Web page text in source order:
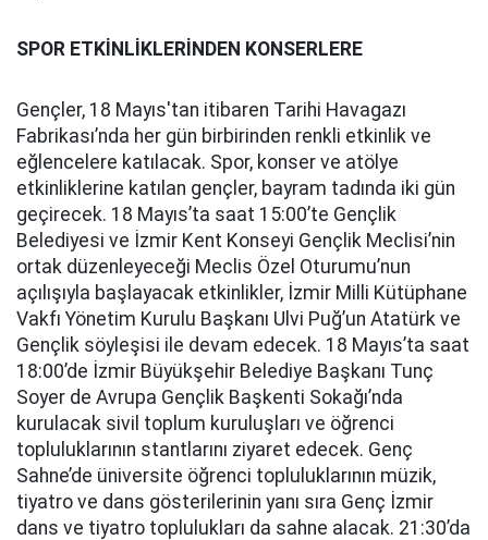
SPOR ETKİNLİKLERİNDEN KONSERLERE
Gençler, 18 Mayıs'tan itibaren Tarihi Havagazı
Fabrikası’nda her gün birbirinden renkli etkinlik ve
eğlencelere katılacak. Spor, konser ve atölye
etkinliklerine katılan gençler, bayram tadında iki gün
geçirecek. 18 Mayıs’ta saat 15:00’te Gençlik
Belediyesi ve İzmir Kent Konseyi Gençlik Meclisi’nin
ortak düzenleyeceği Meclis Özel Oturumu’nun
açılışıyla başlayacak etkinlikler, İzmir Milli Kütüphane
Vakfı Yönetim Kurulu Başkanı Ulvi Puğ’un Atatürk ve
Gençlik söyleşisi ile devam edecek. 18 Mayıs’ta saat
18:00’de İzmir Büyükşehir Belediye Başkanı Tunç
Soyer de Avrupa Gençlik Başkenti Sokağı’nda
kurulacak sivil toplum kuruluşları ve öğrenci
topluluklarının stantlarını ziyaret edecek. Genç
Sahne’de üniversite öğrenci topluluklarının müzik,
tiyatro ve dans gösterilerinin yanı sıra Genç İzmir
dans ve tiyatro toplulukları da sahne alacak. 21:30’da